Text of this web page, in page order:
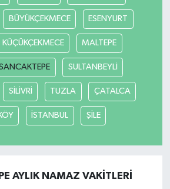
BÜYÜKÇEKMECE ESENYURT
KÜÇÜKÇEKMECE MALTEPE
SULTANBEYLİ
SİLİVRİ TUZLA ÇATALCA
İSTANBUL ŞİLE
AYLIK NAMAZ VAKITLERI